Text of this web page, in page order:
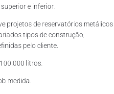
e inferior.
projetos de reservatórios metálicos
tipos de construção,
pelo cliente.
litros.
medida.